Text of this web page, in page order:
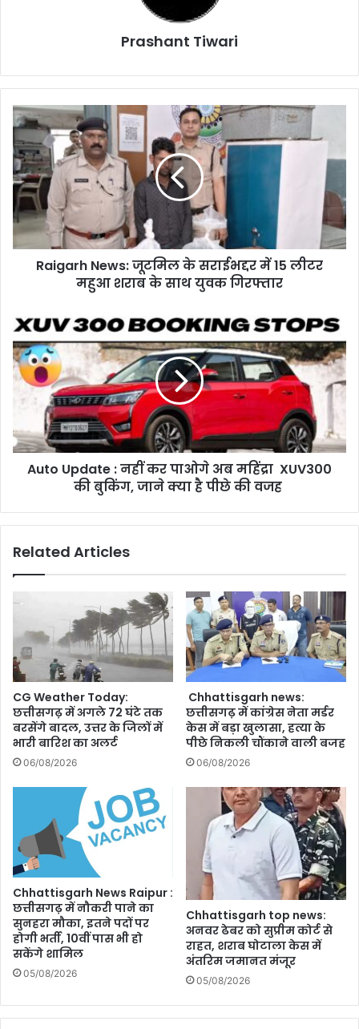
Prashant Tiwari
Raigarh
News:
जूटमिल
के
सराईभद्दर
में
15
लीटर
महुआ
गिरफ्तार
Raigarh News: जूटमिल के सराईभद्दर में 15 लीटर
महुआ शराब के साथ युवक गिरफ्तार
Auto
Update
:
नहीं
कर
पाओगे
महिंद्रा
XUV300
पीछे
Auto Update : नहीं कर पाओगे अब महिंद्रा XUV300
की बुकिंग, जाने क्या है पीछे की वजह
Related Articles
CG Weather Today:
छत्तीसगढ़ में अगले 72 घंटे तक
बरसेंगे बादल, उत्तर के जिलों में
भारी बारिश का अलर्ट
06/08/2026
Chhattisgarh news:
छत्तीसगढ़ में कांग्रेस नेता मर्डर
केस में बड़ा खुलासा, हत्या के
पीछे निकली चौंकाने वाली बजह
06/08/2026
Chhattisgarh News Raipur :
छत्तीसगढ़ में नौकरी पाने का
सुनहरा मौका, इतने पदों पर
होगी भर्ती, 10वीं पास भी हो
सकेंगे शामिल
05/08/2026
Chhattisgarh top news:
अनवर ढेबर को सुप्रीम कोर्ट से
राहत, शराब घोटाला केस में
अंतरिम जमानत मंजूर
05/08/2026